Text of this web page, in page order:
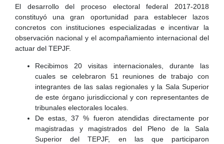
El desarrollo del proceso electoral federal 2017-2018
constituyó una gran oportunidad para establecer lazos
concretos con instituciones especializadas e incentivar la
observación nacional y el acompañamiento internacional del
actuar del TEPJF.
Recibimos 20 visitas internacionales, durante las
cuales se celebraron 51 reuniones de trabajo con
integrantes de las salas regionales y la Sala Superior
de este órgano jurisdiccional y con representantes de
tribunales electorales locales.
De estas, 37 % fueron atendidas directamente por
magistradas y magistrados del Pleno de la Sala
Superior del TEPJF, en las que participaron